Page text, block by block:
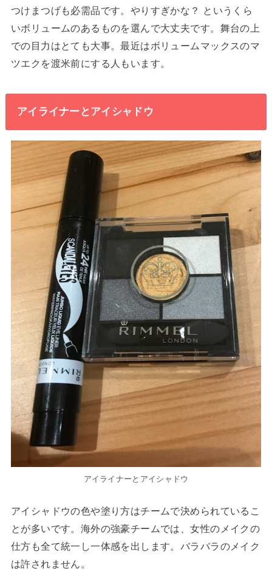
つけまつげも必需品です。やりすぎかな？ というくら
いボリュームのあるものを選んで大丈夫です。舞台の上
での目力はとても大事。最近はボリュームマックスのマ
ツエクを渡米前にする人もいます。
アイライナーとアイシャドウ
アイライナーとアイシャドウ
アイシャドウの色や塗り方はチームで決められているこ
とが多いです。海外の強豪チームでは、女性のメイクの
仕方も全て統一し一体感を出します。バラバラのメイク
は許されません。